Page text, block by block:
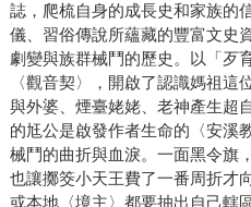
誌，爬梳自身的成長史和家族的
儀、習俗傳說所蘊藏的豐富文史
劇變與族群械鬥的歷史。以「歹
〈觀音契〉，開啟了認識媽祖
與外婆、煙臺姥姥、老神產生超
的尪公是啟發作者生命的〈安溪
械鬥的曲折與血淚。一面黑令旗
也讓擲筊小天王費了一番周折才
或本地〈境主〉都要抽出自己轄